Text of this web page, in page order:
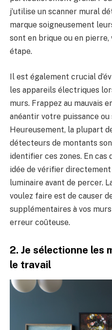
j’utilise un scanner mural
marque soigneusement
sont en brique ou en
étape.
Il est également crucial
les appareils électriques
murs. Frappez au mauvais
anéantir votre puissance ou
Heureusement, la plupart
détecteurs de montants
identifier ces zones. En cas
idée de vérifier directement
luminaire avant de percer.
voulez faire est de causer
supplémentaires à vos
erreur coûteuse.
2. Je sélectionne les
le travail